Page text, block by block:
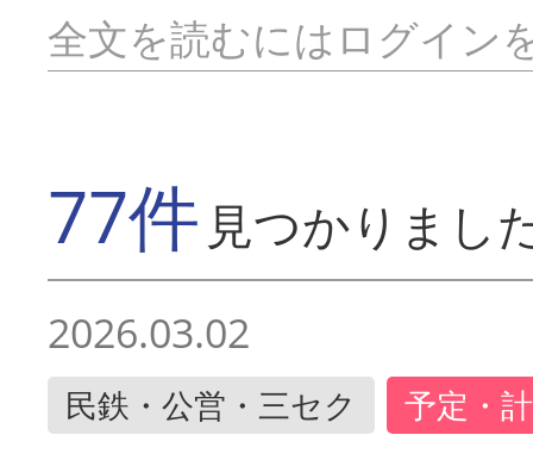
全文を読むにはログイン
77件 見つかりまし
2026.03.02
民鉄・公営・三セク 予定・